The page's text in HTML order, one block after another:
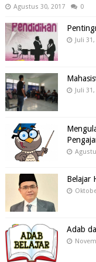
Agustus 30, 2017 0
Juli
Juli
Belajar
Adab